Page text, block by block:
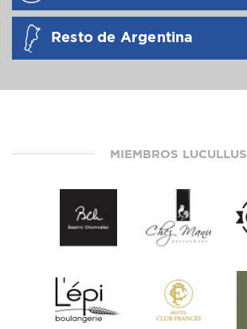
Resto de Argentina
MIEMBROS LUCULLUS